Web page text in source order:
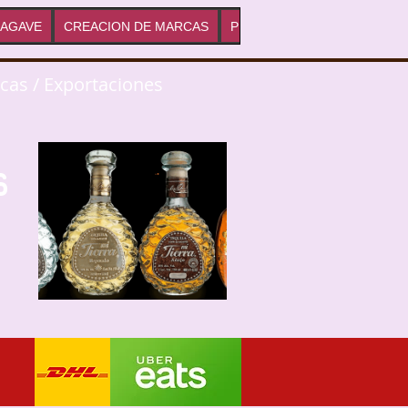
CREACION DE MARCAS PRECIOS DE DESTILADOS
/ Exportaciones